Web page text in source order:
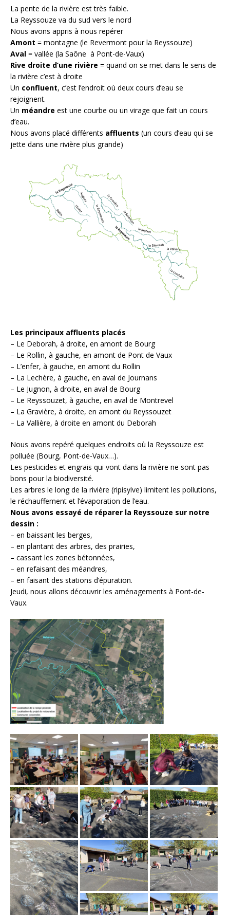
La pente de la rivière est très faible.
La Reyssouze va du sud vers le nord
Nous avons appris à nous repérer
Amont = montagne (le Revermont pour la Reyssouze)
Aval = vallée (la Saône à Pont-de-Vaux)
Rive droite d’une rivière = quand on se met dans le sens de
la rivière c’est à droite
Un confluent, c’est l’endroit où deux cours d’eau se
rejoignent.
Un méandre est une courbe ou un virage que fait un cours
d’eau.
Nous avons placé différents affluents (un cours d’eau qui se
jette dans une rivière plus grande)
Les principaux affluents placés
– Le Deborah, à droite, en amont de Bourg
– Le Rollin, à gauche, en amont de Pont de Vaux
– L’enfer, à gauche, en amont du Rollin
– La Lechère, à gauche, en aval de Journans
– Le Jugnon, à droite, en aval de Bourg
– Le Reyssouzet, à gauche, en aval de Montrevel
– La Gravière, à droite, en amont du Reyssouzet
– La Vallière, à droite en amont du Deborah
Nous avons repéré quelques endroits où la Reyssouze est
polluée (Bourg, Pont-de-Vaux…).
Les pesticides et engrais qui vont dans la rivière ne sont pas
bons pour la biodiversité.
Les arbres le long de la rivière (ripisylve) limitent les pollutions,
le réchauffement et l’évaporation de l’eau.
Nous avons essayé de réparer la Reyssouze sur notre
dessin :
– en baissant les berges,
– en plantant des arbres, des prairies,
– cassant les zones bétonnées,
– en refaisant des méandres,
– en faisant des stations d’épuration.
Jeudi, nous allons découvrir les aménagements à Pont-de-
Vaux.